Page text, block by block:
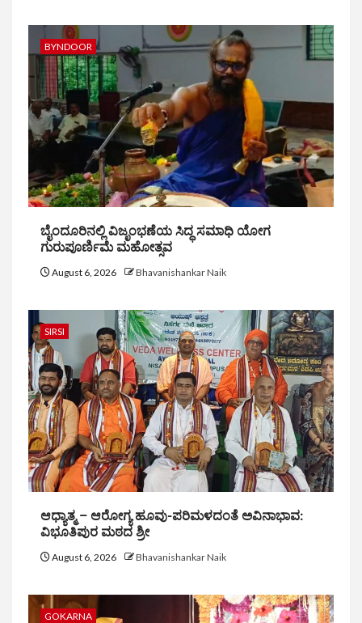
BYNDOOR
ಬೈಂದೂರಿನಲ್ಲಿ ವಿಜೃಂಭಣೆಯ ಸಿದ್ಧ ಸಮಾಧಿ ಯೋಗ
ಗುರುಪೂರ್ಣಿಮೆ ಮಹೋತ್ಸವ
August 6, 2026 Bhavanishankar Naik
SIRSI
ಆಧ್ಯಾತ್ಮ – ಆರೋಗ್ಯ ಹೂವು-ಪರಿಮಳದಂತೆ ಅವಿನಾಭಾವ:
ವಿಭೂತಿಪುರ ಮಠದ ಶ್ರೀ
August 6, 2026 Bhavanishankar Naik
GOKARNA